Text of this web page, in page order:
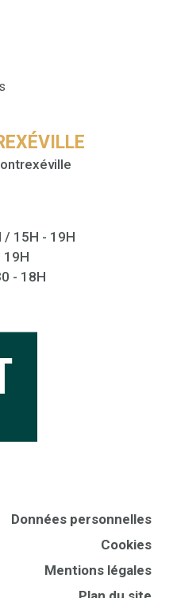
/ 15H - 19H
19H
- 18H
Données personnelles
Cookies
Mentions légales